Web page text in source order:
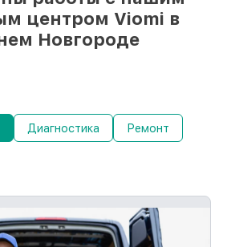
центром Viomi в
Новгороде
Диагностика Ремонт